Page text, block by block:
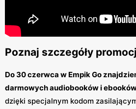
Poznaj szczegóły
Do 30 czerwca w Empik Go
darmowych audiobooków i
dzięki specjalnym kodom